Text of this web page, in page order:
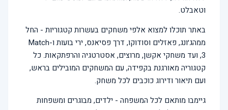
וטאבלט.
באתר תוכלו למצוא אלפי משחקים בעשרות קטגוריות - החל
ממהג׳ונג, פאזלים וסודוקו, דרך פסיאנס, ירי בועות ו-Match
3, ועד משחקי אקשן, מרוצים, אסטרטגיה והרפתקאות. כל
קטגוריה מאורגנת בקפידה, עם המשחקים המובילים בראש,
ועם תיאור ודירוג כוכבים לכל משחק.
גיימבו מותאם לכל המשפחה - ילדים, מבוגרים ומשפחות